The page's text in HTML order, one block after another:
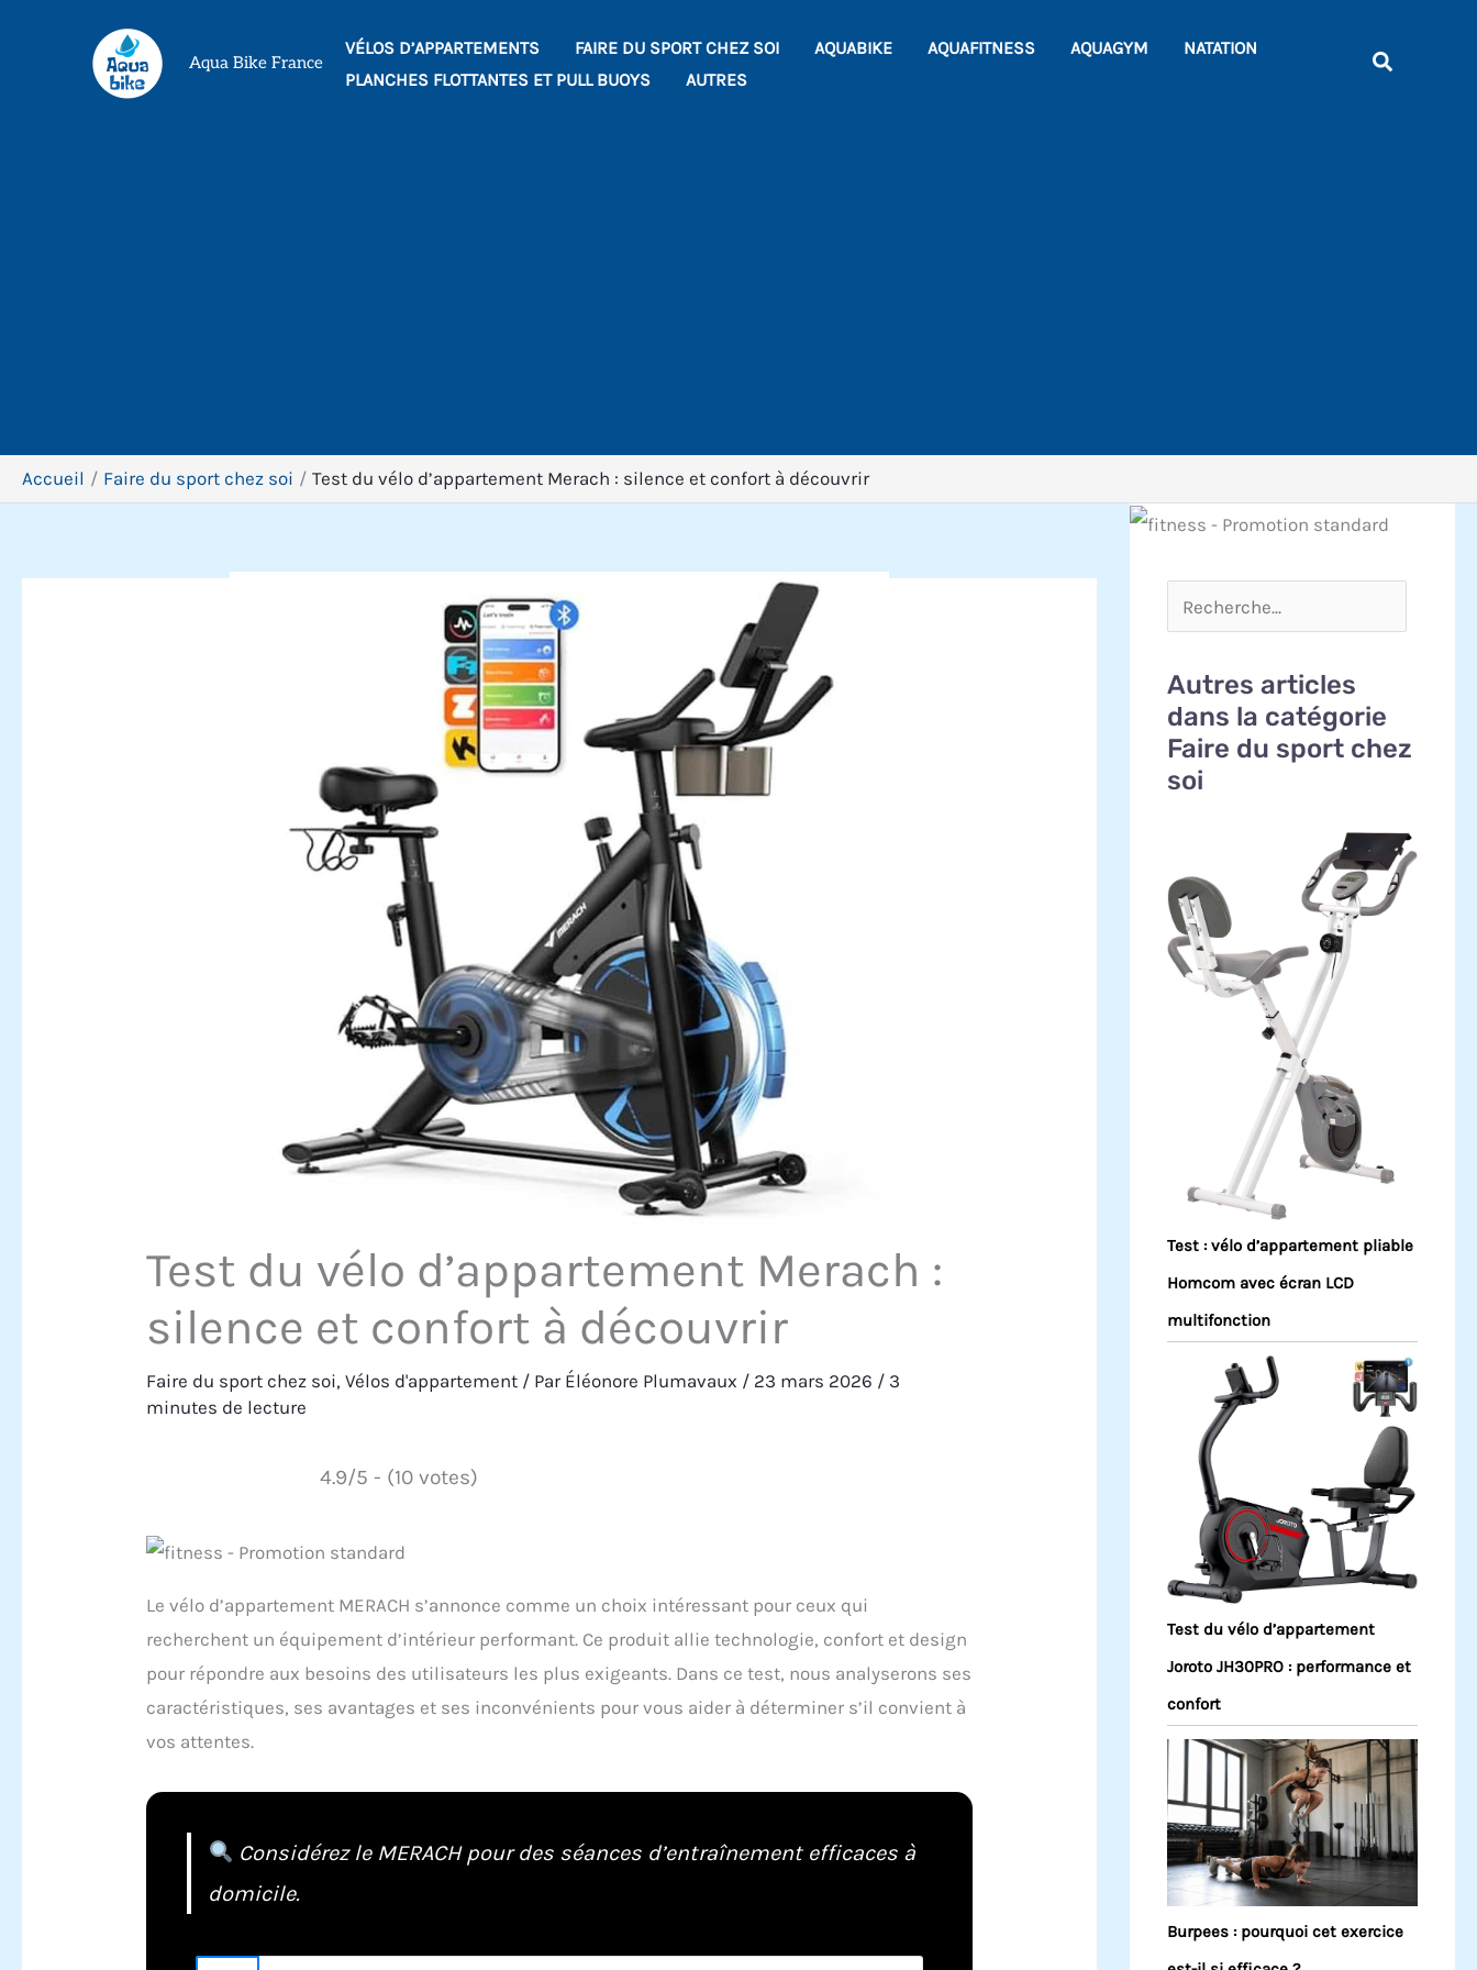
Aqua Bike France
VÉLOS D’APPARTEMENTS FAIRE DU SPORT CHEZ SOI AQUABIKE AQUAFITNESS AQUAGYM
NATATION
PLANCHES FLOTTANTES ET PULL BUOYS
AUTRES
Accueil Faire du sport chez soi Test du vélo d’appartement Merach : silence et confort à découvrir
Test du vélo d’appartement Merach :
silence et confort à découvrir
Faire du sport chez soi,Vélos d'appartement / Par Éléonore Plumavaux / 23 mars 2026 / 3
minutes de lecture
4.9/5 - (10 votes)
Le vélo d’appartement MERACH s’annonce comme un choix intéressant pour ceux qui
recherchent un équipement d’intérieur performant. Ce produit allie technologie, confort et design
pour répondre aux besoins des utilisateurs les plus exigeants. Dans ce test, nous analyserons ses
caractéristiques, ses avantages et ses inconvénients pour vous aider à déterminer s’il convient à
vos attentes.
Considérez le MERACH pour des séances d’entraînement efficaces à
domicile.
Autres articles
dans la catégorie
Faire du sport chez
soi
Test : vélo d’appartement pliable
Homcom avec écran LCD
multifonction
Test du vélo d’appartement
Joroto JH30PRO : performance et
confort
Burpees : pourquoi cet exercice